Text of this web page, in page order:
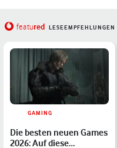
featured LESEEMPFEHLUNGEN
GAMING
Die besten neuen Games
2026: Auf diese